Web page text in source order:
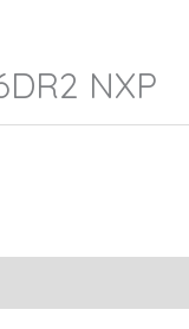
NXP